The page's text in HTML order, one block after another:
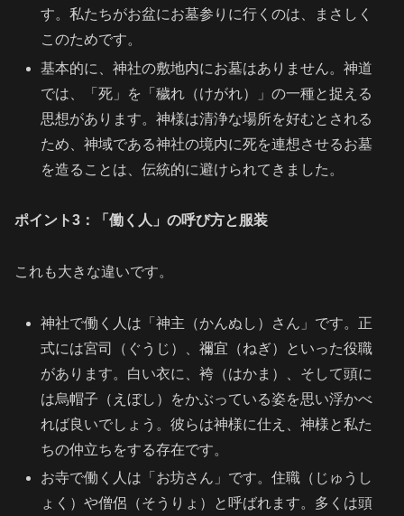
す。私たちがお盆にお墓参りに行くのは、まさしく
このためです。
基本的に、神社の敷地内にお墓はありません。神道
では、「死」を「穢れ（けがれ）」の一種と捉える
思想があります。神様は清浄な場所を好むとされる
ため、神域である神社の境内に死を連想させるお墓
を造ることは、伝統的に避けられてきました。
ポイント3：「働く人」の呼び方と服装
これも大きな違いです。
神社で働く人は「神主（かんぬし）さん」です。正
式には宮司（ぐうじ）、禰宜（ねぎ）といった役職
があります。白い衣に、袴（はかま）、そして頭に
は烏帽子（えぼし）をかぶっている姿を思い浮かべ
れば良いでしょう。彼らは神様に仕え、神様と私た
ちの仲立ちをする存在です。
お寺で働く人は「お坊さん」です。住職（じゅうし
ょく）や僧侶（そうりょ）と呼ばれます。多くは頭